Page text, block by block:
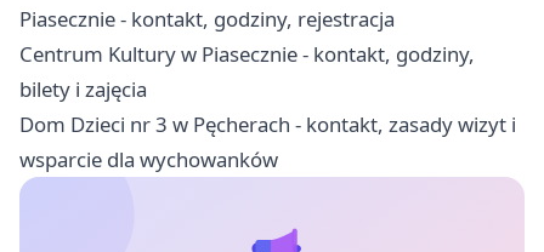
Piasecznie - kontakt, godziny, rejestracja
Centrum Kultury w Piasecznie - kontakt, godziny,
bilety i zajęcia
Dom Dzieci nr 3 w Pęcherach - kontakt, zasady wizyt i
wsparcie dla wychowanków